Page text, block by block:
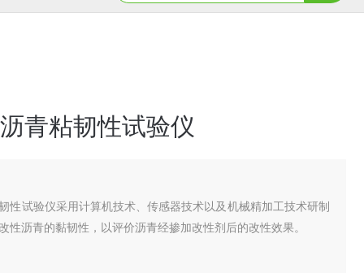
青粘韧性试验仪
性试验仪采用计算机技术、传感器技术以及机械精加工技术研制
性沥青的黏韧性，以评价沥青经掺加改性剂后的改性效果。